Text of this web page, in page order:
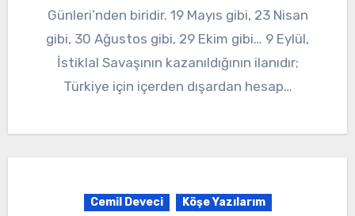
Günleri’nden biridir. 19 Mayıs gibi, 23 Nisan
gibi, 30 Ağustos gibi, 29 Ekim gibi… 9 Eylül,
İstiklal Savaşının kazanıldığının ilanıdır;
Türkiye için içerden dışardan hesap…
Cemil Deveci Köşe Yazılarım